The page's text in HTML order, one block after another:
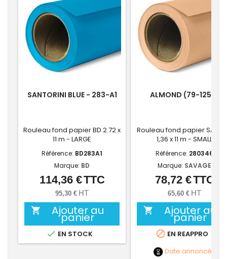
SANTORINI BLUE - 283-A1
Rouleau fond papier BD 2.72 x
11 m - LARGE
Référence: BD283A1
Marque: BD
Prix
114,36 €TTC
95,30 € HT
 Ajouter au
panier
 EN STOCK
ALMOND (79-1253)
Rouleau fond papier
1,36 x 11 m - SMALL
Référence: 280346
Marque: SAVAGE
Prix
78,72 €TTC
65,60 € HT
 Ajouter au
panier
 EN REAPPRO
Date annoncée